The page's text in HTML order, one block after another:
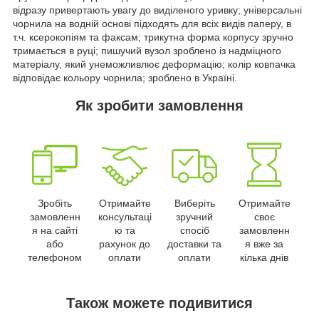
відразу привертають увагу до виділеного уривку; універсальні
чорнила на водній основі підходять для всіх видів паперу, в
т.ч. ксерокопіям та факсам; трикутна форма корпусу зручно
тримається в руці; пишучий вузол зроблено із надміцного
матеріалу, який унеможливлює деформацію; колір ковпачка
відповідає кольору чорнила; зроблено в Україні.
Як зробити замовлення
Зробіть
замовленн
я на сайті
або
телефоном
Отримайте
консультаці
ю та
рахунок до
оплати
Виберіть
зручний
спосіб
доставки та
оплати
Отримайте
своє
замовленн
я вже за
кілька днів
Також можете подивитися